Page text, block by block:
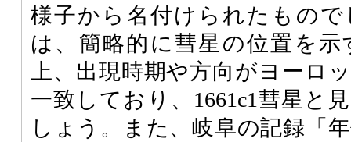
様子から名付けられたもの
は、簡略的に彗星の位置を
上、出現時期や方向がヨーロ
一致しており、1661c1彗星と
しょう。また、岐阜の記録「